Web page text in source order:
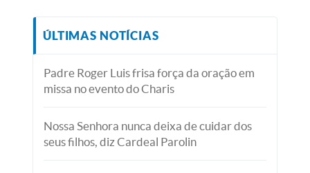
ÚLTIMAS NOTÍCIAS
Padre Roger Luis frisa força da oração em
missa no evento do Charis
Nossa Senhora nunca deixa de cuidar dos
seus filhos, diz Cardeal Parolin